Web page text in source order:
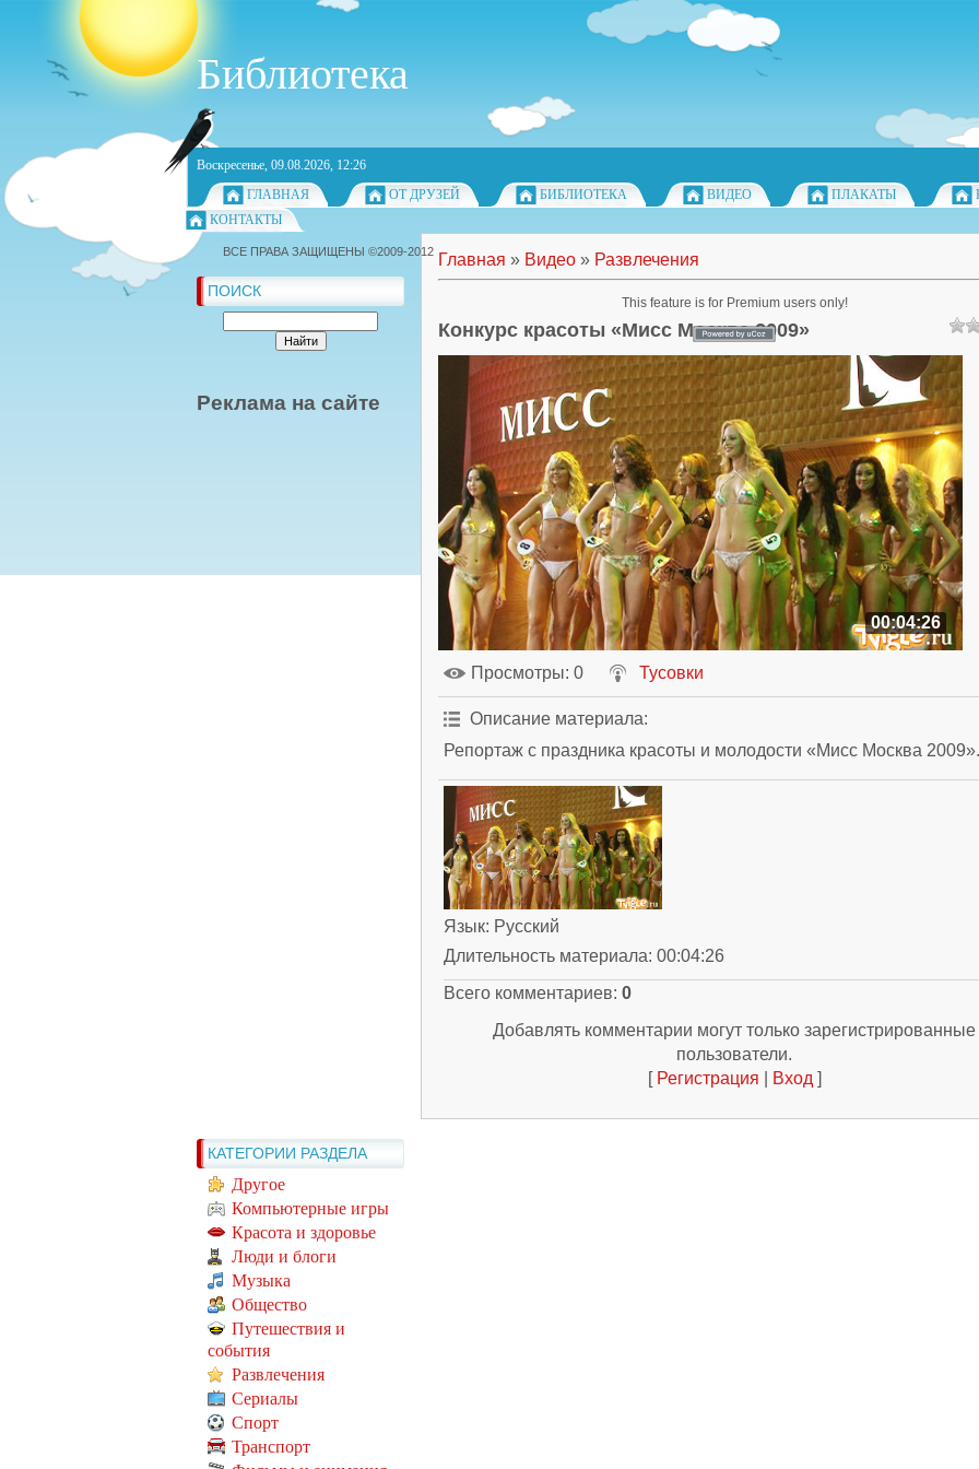
Библиотека
Воскресенье, 09.08.2026, 12:26
ГЛАВНАЯ
ОТ ДРУЗЕЙ БИБЛИОТЕКА ВИДЕО ПЛАКАТЫ
КОНТАКТЫ
ПОИСК
Реклама на сайте
КАТЕГОРИИ РАЗДЕЛА
Другое
Компьютерные игры
Красота и здоровье
Люди и блоги
Музыка
Общество
Путешествия и
события
Развлечения
Сериалы
Спорт
Транспорт
Главная » Видео » Развлечения
Конкурс красоты «Мисс Москва 2009»
00:04:26
Просмотры: 0 Тусовки
Описание материала:
Репортаж с праздника красоты и молодости «Мисс Москва 2009».
Язык: Русский
Длительность материала: 00:04:26
Всего комментариев: 0
Добавлять комментарии могут только зарегистрированные
пользователи.
[ Регистрация Вход ]
ВСЕ ПРАВА ЗАЩИЩЕНЫ ©2009-2012
This feature is for Premium users only!